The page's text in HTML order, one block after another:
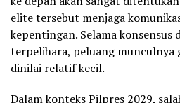
elite tersebut menjaga
kepentingan. Selama konsensus
terpelihara, peluang munculnya
dinilai relatif kecil.
Dalam konteks Pilpres 2029,